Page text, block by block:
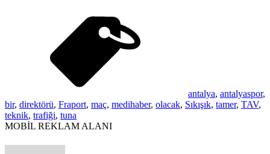
antalya, antalyaspor,
bir, direktörü, Fraport, maç, medihaber, olacak, Sıkışık, tamer, TAV,
teknik, trafiği, tuna
MOBİL REKLAM ALANI